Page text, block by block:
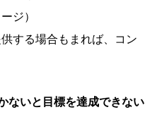
ジ）
する場合もまれば、コン
ないと目標を達成できない